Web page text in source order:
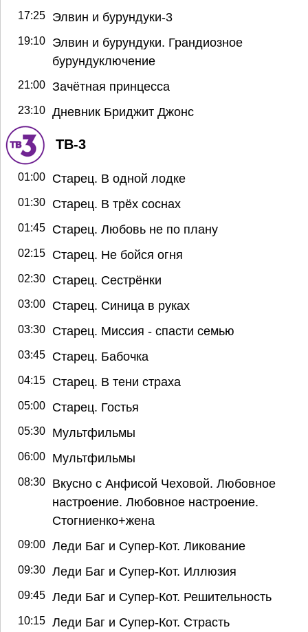
17:25 Элвин и бурундуки-3
19:10
Элвин и бурундуки. Грандиозное
бурундуключение
21:00 Зачётная принцесса
23:10 Дневник Бриджит Джонс
ТВ-3
01:00 Старец. В одной лодке
01:30 Старец. В трёх соснах
01:45 Старец. Любовь не по плану
02:15 Старец. Не бойся огня
02:30 Старец. Сестрёнки
03:00 Старец. Синица в руках
03:30 Старец. Миссия - спасти семью
03:45 Старец. Бабочка
04:15 Старец. В тени страха
05:00 Старец. Гостья
05:30 Мультфильмы
06:00 Мультфильмы
08:30
Вкусно с Анфисой Чеховой. Любовное
настроение. Любовное настроение.
Стогниенко+жена
09:00 Леди Баг и Супер-Кот. Ликование
09:30 Леди Баг и Супер-Кот. Иллюзия
09:45 Леди Баг и Супер-Кот. Решительность
10:15 Леди Баг и Супер-Кот. Страсть